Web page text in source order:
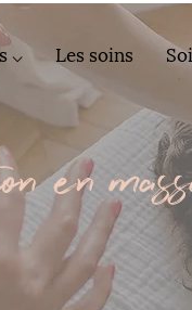
⌵ Les soins
en